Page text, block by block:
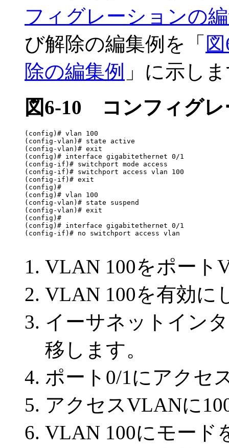
フィグレーションの
び解除の編集例を「
除の編集例 」に示し
図6-10
コンフィグ
(config)# vlan 100
(config-vlan)# state active
(config-vlan)# exit
(config)# interface gigabitethernet 0/1
(config-if)# switchport mode access
(config-if)# switchport access vlan 100
(config-if)# exit
(config)#
(config)# vlan 100
(config-vlan)# state suspend
(config-vlan)# exit
(config)#
(config)# interface gigabitethernet 0/1
(config-if)# no switchport access vlan
VLAN 100をポート
VLAN 100を有効に
イーサネットイン
移します。
ポート0/1にアクセ
アクセスVLANに
VLAN 100にモード